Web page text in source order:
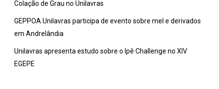
Colação de Grau no Unilavras
GEPPOA Unilavras participa de evento sobre mel e derivados
em Andrelândia
Unilavras apresenta estudo sobre o Ipê Challenge no XIV
EGEPE